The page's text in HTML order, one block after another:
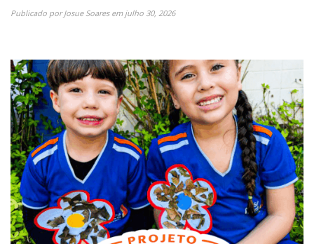
Publicado porJosue Soaresem julho 30, 2026